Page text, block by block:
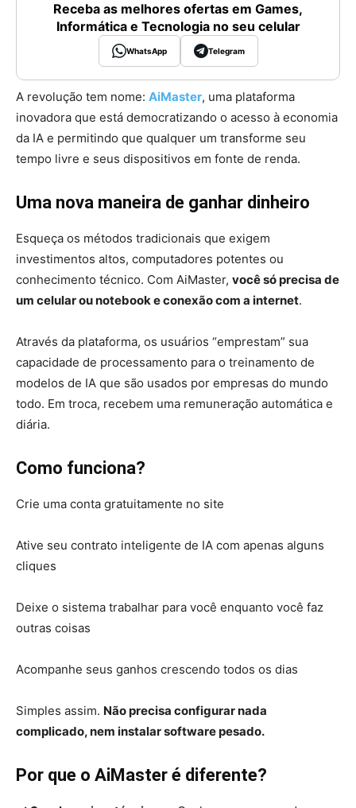
Receba as melhores ofertas em Games,
Informática e Tecnologia no seu celular
WhatsApp Telegram
A revolução tem nome: AiMaster, uma plataforma
inovadora que está democratizando o acesso à economia
da IA e permitindo que qualquer um transforme seu
tempo livre e seus dispositivos em fonte de renda.
Uma nova maneira de ganhar dinheiro
Esqueça os métodos tradicionais que exigem
investimentos altos, computadores potentes ou
conhecimento técnico. Com AiMaster, você só precisa de
um celular ou notebook e conexão com a internet.
Através da plataforma, os usuários “emprestam” sua
capacidade de processamento para o treinamento de
modelos de IA que são usados por empresas do mundo
todo. Em troca, recebem uma remuneração automática e
diária.
Como funciona?
Crie uma conta gratuitamente no site
Ative seu contrato inteligente de IA com apenas alguns
cliques
Deixe o sistema trabalhar para você enquanto você faz
outras coisas
Acompanhe seus ganhos crescendo todos os dias
Simples assim. Não precisa configurar nada
complicado, nem instalar software pesado.
Por que o AiMaster é diferente?